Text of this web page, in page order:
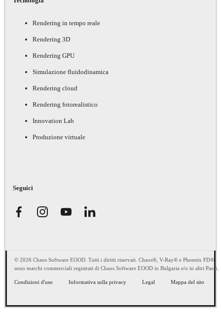
Rendering in tempo reale
Rendering 3D
Rendering GPU
Simulazione fluidodinamica
Rendering cloud
Rendering fotorealistico
Innovation Lab
Produzione virtuale
Seguici
© 2026 Chaos Software EOOD. Tutti i diritti riservati. Chaos®, V-Ray® e Phoenix FD®
sono marchi commerciali registrati di Chaos Software EOOD in Bulgaria e/o in altri Paesi.
Condizioni d'uso Informativa sulla privacy Legal Mappa del sito